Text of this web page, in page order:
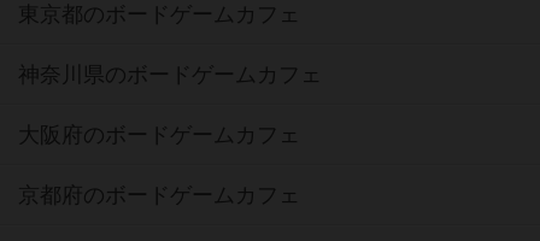
東京都のボードゲームカフェ
神奈川県のボードゲームカフェ
大阪府のボードゲームカフェ
京都府のボードゲームカフェ